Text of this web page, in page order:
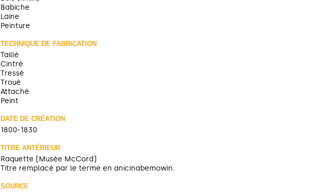
Babiche
Laine
Peinture
TECHNIQUE DE FABRICATION
Taillé
Cintré
Tressé
Troué
Attaché
Peint
DATE DE CRÉATION
1800-1830
TITRE ANTÉRIEUR
Raquette [Musée McCord]
Titre remplacé par le terme en anicinabemowin.
SOURCE